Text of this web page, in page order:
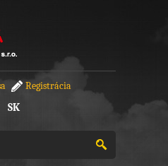
Registrácia
SK